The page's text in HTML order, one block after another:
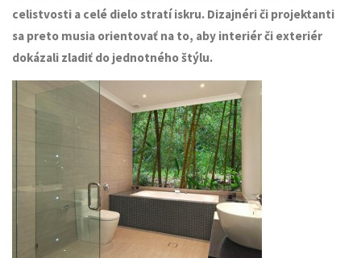
celistvosti a celé dielo stratí iskru. Dizajnéri či projektanti
sa preto musia orientovať na to, aby interiér či exteriér
dokázali zladiť do jednotného štýlu.